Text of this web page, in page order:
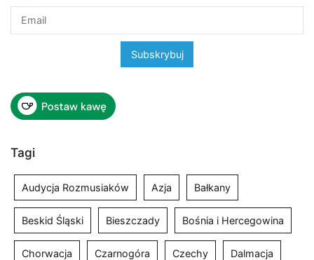
Tagi
Audycja Rozmusiaków Azja Bałkany
Beskid Śląski Bieszczady Bośnia i Hercegowina
Chorwacja Czarnogóra Czechy Dalmacja